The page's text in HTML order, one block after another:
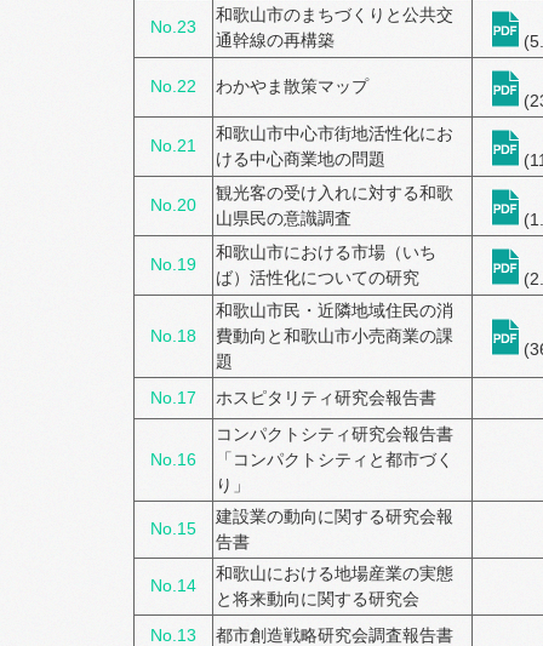
No.23
和歌山市のまちづくりと公共交
通幹線の再構築
No.22 わかやま散策マップ
No.21
和歌山市中心市街地活性化にお
ける中心商業地の問題
No.20
観光客の受け入れに対する和歌
山県民の意識調査
No.19
和歌山市における市場（いち
ば）活性化についての研究
No.18
和歌山市民・近隣地域住民の消
費動向と和歌山市小売商業の課
題
No.17 ホスピタリティ研究会報告書
No.16
コンパクトシティ研究会報告書
「コンパクトシティと都市づく
り」
No.15
建設業の動向に関する研究会報
告書
No.14
和歌山における地場産業の実態
と将来動向に関する研究会
No.13
都市創造戦略研究会調査報告書